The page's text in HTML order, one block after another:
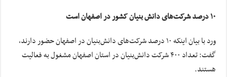
۱۰ درصد شرکت‌های دانش بنیان کشور در اصفهان است
ورد با بیان اینکه ۱۰ درصد شرکت‌های دانش‌بنیان در اصفهان حضور دارند،
گفت: تعداد ۴۰۰ شرکت دانش‌بنیان در استان اصفهان مشغول به فعالیت
هستند.